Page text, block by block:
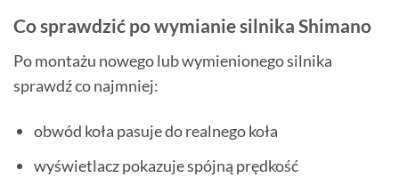
Co sprawdzić po wymianie silnika Shimano
Po montażu nowego lub wymienionego silnika
sprawdź co najmniej:
obwód koła pasuje do realnego koła
wyświetlacz pokazuje spójną prędkość